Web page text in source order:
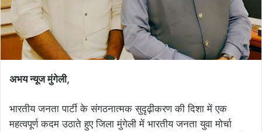
अभय न्यूज मुंगेली,
भारतीय जनता पार्टी के संगठनात्मक सुदृढ़ीकरण की दिशा में एक
महत्वपूर्ण कदम उठाते हुए जिला मुंगेली में भारतीय जनता युवा मोर्चा